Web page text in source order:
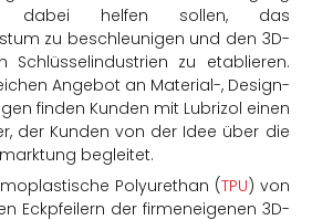
dabei helfen sollen, das
zu beschleunigen und den 3D-
Schlüsselindustrien zu etablieren.
Angebot an Material-, Design-
finden Kunden mit Lubrizol einen
der Kunden von der Idee über die
begleitet.
Polyurethan (TPU) von
Eckpfeilern der firmeneigenen 3D-